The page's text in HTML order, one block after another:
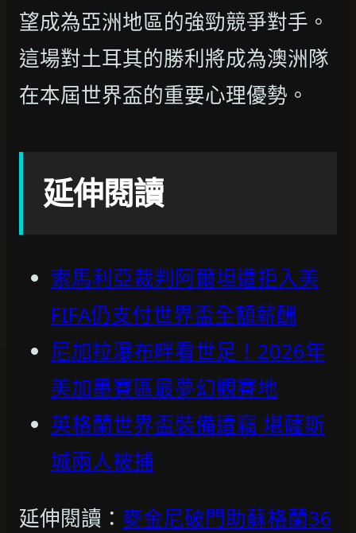
望成為亞洲地區的強勁競爭對手。
這場對土耳其的勝利將成為澳洲隊
在本屆世界盃的重要心理優勢。
延伸閱讀
索馬利亞裁判阿爾坦遭拒入美
FIFA仍支付世界盃全額薪酬
尼加拉瀑布畔看世足！2026年
美加墨賽區最夢幻觀賽地
英格蘭世界盃裝備遭竊 堪薩斯
城兩人被捕
延伸閱讀： 麥金尼破門助蘇格蘭36